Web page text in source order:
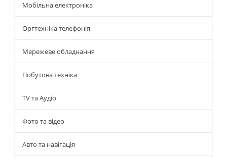
Мобільна електроніка
Оргтехніка телефонія
Мережеве обладнання
Побутова техніка
TV та Аудіо
Фото та відео
Авто та навігація